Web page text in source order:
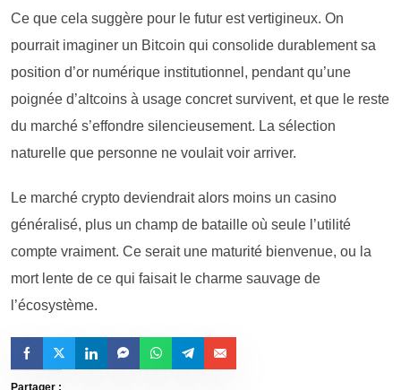
Ce que cela suggère pour le futur est vertigineux. On
pourrait imaginer un Bitcoin qui consolide durablement sa
position d’or numérique institutionnel, pendant qu’une
poignée d’altcoins à usage concret survivent, et que le reste
du marché s’effondre silencieusement. La sélection
naturelle que personne ne voulait voir arriver.
Le marché crypto deviendrait alors moins un casino
généralisé, plus un champ de bataille où seule l’utilité
compte vraiment. Ce serait une maturité bienvenue, ou la
mort lente de ce qui faisait le charme sauvage de
l’écosystème.
Partager :